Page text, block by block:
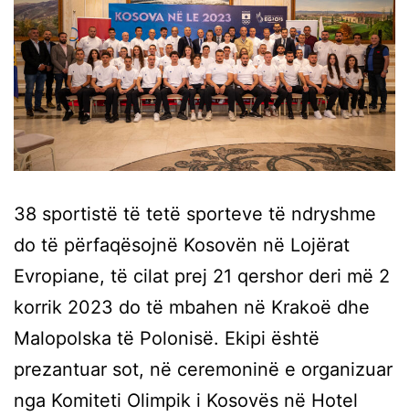
38 sportistë të tetë sporteve të ndryshme
do të përfaqësojnë Kosovën në Lojërat
Evropiane, të cilat prej 21 qershor deri më 2
korrik 2023 do të mbahen në Krakoë dhe
Malopolska të Polonisë. Ekipi është
prezantuar sot, në ceremoninë e organizuar
nga Komiteti Olimpik i Kosovës në Hotel